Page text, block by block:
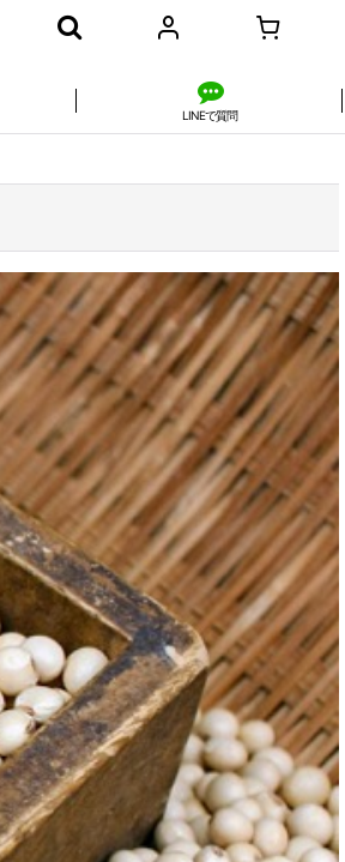
LINEで質問